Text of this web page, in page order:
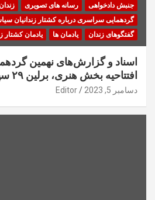
جنبش دادخواهی رسانه های تصویری
گردهمایی سراسری درباره کشتار زندانیان
گفتگوهای زندان
یادمان ها یادمان
اسناد و گزارش‌های نهمین
افتتاحیه بخش هنری، برلین ۲۹ سپتامبر ۲۰۲۳
دسامبر 5, 2023 Editor